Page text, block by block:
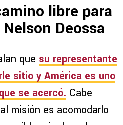
libre para
Deossa
que su representante
sitio y América es uno
se acercó. Cabe
misión es acomodarlo